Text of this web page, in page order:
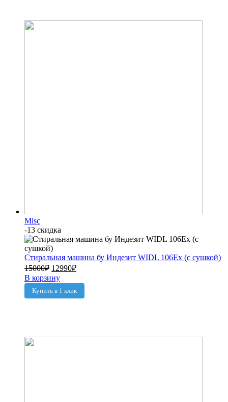
Misc
-13 скидка
Стиральная машина бу Индезит WIDL 106Ex (с сушкой)
15000₽ 12990₽
В корзину
Купить в 1 клик